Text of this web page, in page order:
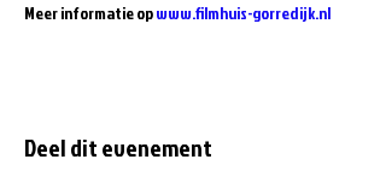
Meer informatie op www.filmhuis-gorredijk.nl
Deel dit evenement